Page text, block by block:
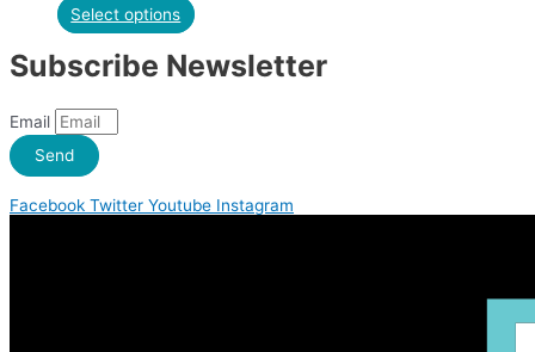
Select options
Subscribe Newsletter
Email
Send
Facebook Twitter Youtube Instagram